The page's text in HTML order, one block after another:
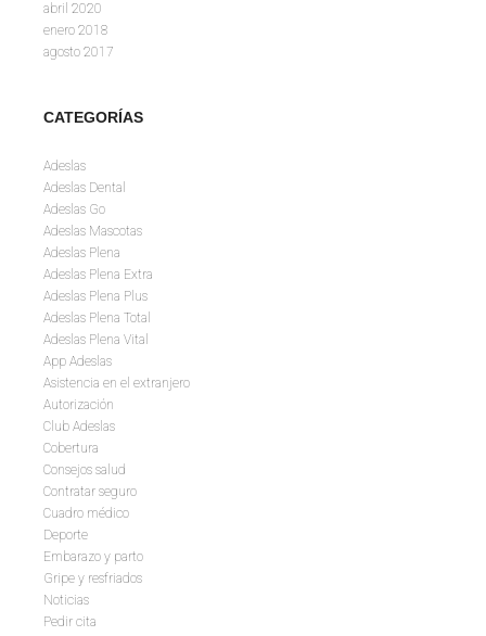
abril 2020
enero 2018
agosto 2017
CATEGORÍAS
Adeslas
Adeslas Dental
Adeslas Go
Adeslas Mascotas
Adeslas Plena
Adeslas Plena Extra
Adeslas Plena Plus
Adeslas Plena Total
Adeslas Plena Vital
App Adeslas
Asistencia en el extranjero
Autorización
Club Adeslas
Cobertura
Consejos salud
Contratar seguro
Cuadro médico
Deporte
Embarazo y parto
Gripe y resfriados
Noticias
Pedir cita